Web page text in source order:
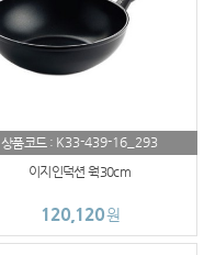
상품코드 : K33-439-16_293
이지인덕션 웍30cm
120,120원